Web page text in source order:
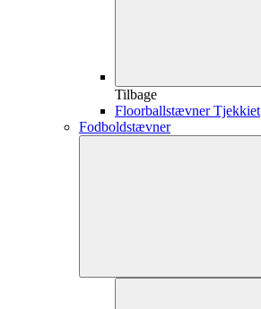
Tilbage
Floorballstævner Tjekkiet
Fodboldstævner